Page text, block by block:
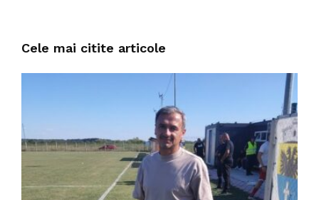
Cele mai citite articole